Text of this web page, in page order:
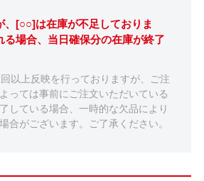
、[○○]は在庫が不足しておりま
る場合、当日確保分の在庫が終了
以上反映を行っておりますが、ご注
っては事前にご注文いただいている
している場合、一時的な欠品により
合がございます。ご了承ください。